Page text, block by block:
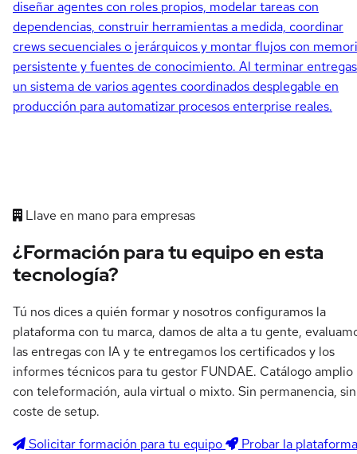
diseñar agentes con roles propios, modelar tareas con
dependencias, construir herramientas a medida, coordinar
crews secuenciales o jerárquicos y montar flujos con
persistente y fuentes de conocimiento. Al terminar entregas
un sistema de varios agentes coordinados desplegable en
producción para automatizar procesos enterprise reales.
Llave en mano para empresas
¿Formación para tu equipo en esta
tecnología?
Tú nos dices a quién formar y nosotros configuramos la
plataforma con tu marca, damos de alta a tu gente,
las entregas con IA y te entregamos los certificados y los
informes técnicos para tu gestor FUNDAE. Catálogo amplio
con teleformación, aula virtual o mixto. Sin permanencia, sin
coste de setup.
Solicitar formación para tu equipo
Probar la plataforma